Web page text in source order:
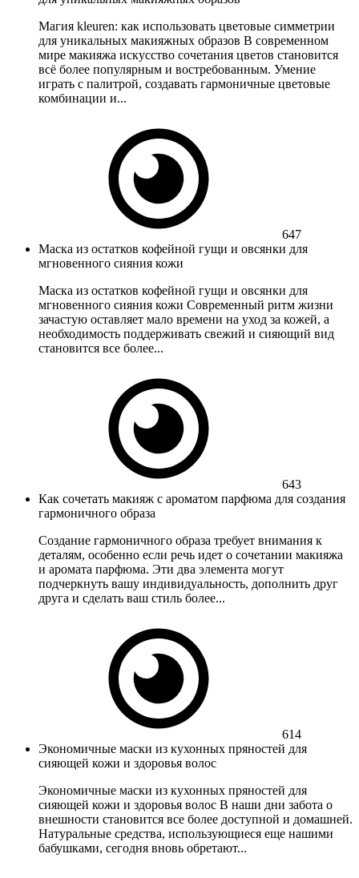
Магия kleuren: как использовать цветовые симметрии
для уникальных макияжных образов В современном
мире макияжа искусство сочетания цветов становится
всё более популярным и востребованным. Умение
играть с палитрой, создавать гармоничные цветовые
комбинации и...
647
Маска из остатков кофейной гущи и овсянки для
мгновенного сияния кожи
Маска из остатков кофейной гущи и овсянки для
мгновенного сияния кожи Современный ритм жизни
зачастую оставляет мало времени на уход за кожей, а
необходимость поддерживать свежий и сияющий вид
становится все более...
643
Как сочетать макияж с ароматом парфюма для создания
гармоничного образа
Создание гармоничного образа требует внимания к
деталям, особенно если речь идет о сочетании макияжа
и аромата парфюма. Эти два элемента могут
подчеркнуть вашу индивидуальность, дополнить друг
друга и сделать ваш стиль более...
614
Экономичные маски из кухонных пряностей для
сияющей кожи и здоровья волос
Экономичные маски из кухонных пряностей для
сияющей кожи и здоровья волос В наши дни забота о
внешности становится все более доступной и домашней.
Натуральные средства, использующиеся еще нашими
бабушками, сегодня вновь обретают...